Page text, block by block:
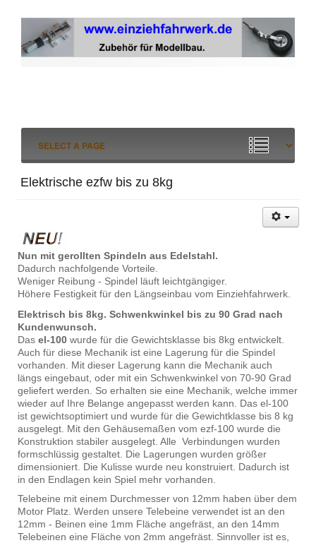
Elektrische ezfw bis zu 8kg
Nun mit gerollten Spindeln aus Edelstahl.
Dadurch nachfolgende Vorteile.
Weniger Reibung - Spindel läuft leichtgängiger.
Höhere Festigkeit für den Längseinbau vom Einziehfahrwerk.
Elektrisch bis 8kg. Schwenkwinkel bis zu 90 Grad nach
Kundenwunsch.
Dasel-100 wurde für die Gewichtsklasse bis 8kg entwickelt.
Auch für diese Mechanik ist eine Lagerung für die Spindel
vorhanden. Mit dieser Lagerung kann die Mechanik auch
längs eingebaut, oder mit ein Schwenkwinkel von 70-90 Grad
geliefert werden. So erhalten sie eine Mechanik, welche immer
wieder auf Ihre Belange angepasst werden kann. Das el-100
ist gewichtsoptimiert und wurde für die Gewichtklasse bis 8 kg
ausgelegt. Mit den Gehäusemaßen vom ezf-100 wurde die
Konstruktion stabiler ausgelegt. Alle Verbindungen wurden
formschlüssig gestaltet. Die Lagerungen wurden größer
dimensioniert. Die Kulisse wurde neu konstruiert. Dadurch ist
in den Endlagen kein Spiel mehr vorhanden.
Telebeine mit einem Durchmesser von 12mm haben über dem
Motor Platz. Werden unsere Telebeine verwendet ist an den
12mm - Beinen eine 1mm Fläche angefräst, an den 14mm
Telebeinen eine Fläche von 2mm angefräst. Sinnvoller ist es,